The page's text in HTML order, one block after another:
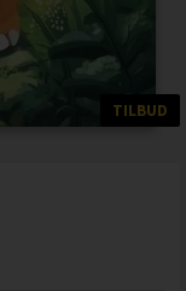
TILBUD